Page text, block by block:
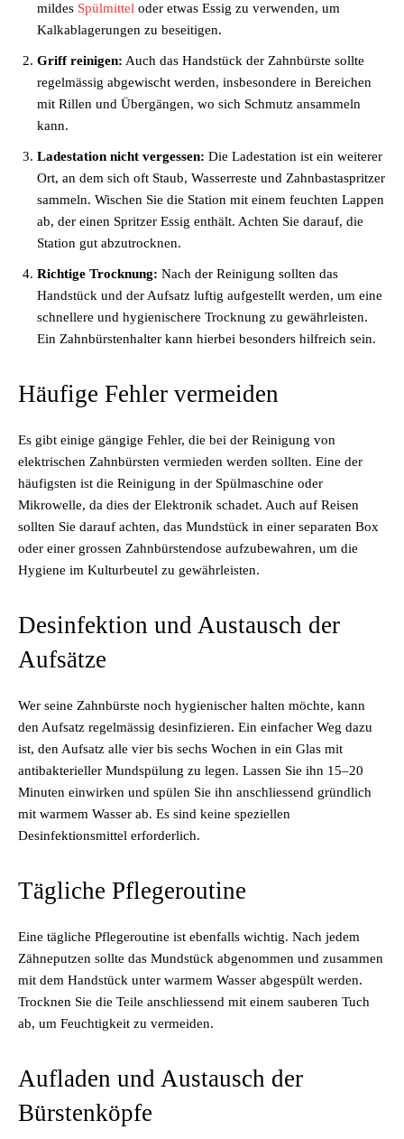
mildes Spülmittel oder etwas Essig zu verwenden, um
Kalkablagerungen zu beseitigen.
Griff reinigen: Auch das Handstück der Zahnbürste sollte
regelmässig abgewischt werden, insbesondere in Bereichen
mit Rillen und Übergängen, wo sich Schmutz ansammeln
kann.
Ladestation nicht vergessen: Die Ladestation ist ein weiterer
Ort, an dem sich oft Staub, Wasserreste und Zahnbastaspritzer
sammeln. Wischen Sie die Station mit einem feuchten Lappen
ab, der einen Spritzer Essig enthält. Achten Sie darauf, die
Station gut abzutrocknen.
Richtige Trocknung: Nach der Reinigung sollten das
Handstück und der Aufsatz luftig aufgestellt werden, um eine
schnellere und hygienischere Trocknung zu gewährleisten.
Ein Zahnbürstenhalter kann hierbei besonders hilfreich sein.
Häufige Fehler vermeiden
Es gibt einige gängige Fehler, die bei der Reinigung von
elektrischen Zahnbürsten vermieden werden sollten. Eine der
häufigsten ist die Reinigung in der Spülmaschine oder
Mikrowelle, da dies der Elektronik schadet. Auch auf Reisen
sollten Sie darauf achten, das Mundstück in einer separaten Box
oder einer grossen Zahnbürstendose aufzubewahren, um die
Hygiene im Kulturbeutel zu gewährleisten.
Desinfektion und Austausch der
Aufsätze
Wer seine Zahnbürste noch hygienischer halten möchte, kann
den Aufsatz regelmässig desinfizieren. Ein einfacher Weg dazu
ist, den Aufsatz alle vier bis sechs Wochen in ein Glas mit
antibakterieller Mundspülung zu legen. Lassen Sie ihn 15–20
Minuten einwirken und spülen Sie ihn anschliessend gründlich
mit warmem Wasser ab. Es sind keine speziellen
Desinfektionsmittel erforderlich.
Tägliche Pflegeroutine
Eine tägliche Pflegeroutine ist ebenfalls wichtig. Nach jedem
Zähneputzen sollte das Mundstück abgenommen und zusammen
mit dem Handstück unter warmem Wasser abgespült werden.
Trocknen Sie die Teile anschliessend mit einem sauberen Tuch
ab, um Feuchtigkeit zu vermeiden.
Aufladen und Austausch der
Bürstenköpfe